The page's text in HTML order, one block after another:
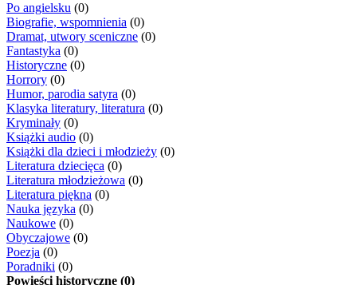
Po angielsku (0)
Biografie, wspomnienia (0)
Dramat, utwory sceniczne (0)
Fantastyka (0)
Historyczne (0)
Horrory (0)
Humor, parodia satyra (0)
Klasyka literatury, literatura (0)
Kryminały (0)
Książki audio (0)
Książki dla dzieci i młodzieży (0)
Literatura dziecięca (0)
Literatura młodzieżowa (0)
Literatura piękna (0)
Nauka języka (0)
Naukowe (0)
Obyczajowe (0)
Poezja (0)
Poradniki (0)
Powieści historyczne (0)